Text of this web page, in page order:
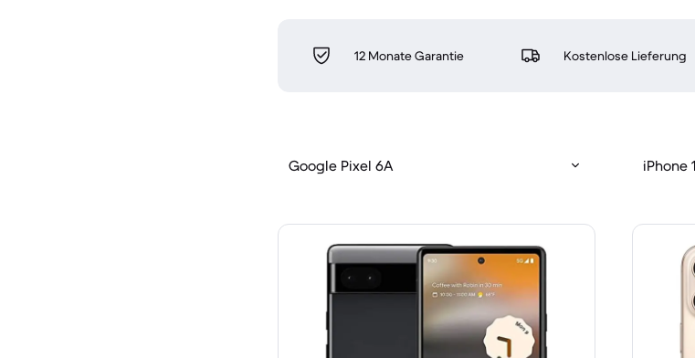
12 Monate Garantie Kostenlose Lieferung
Google Pixel 6A iPhone